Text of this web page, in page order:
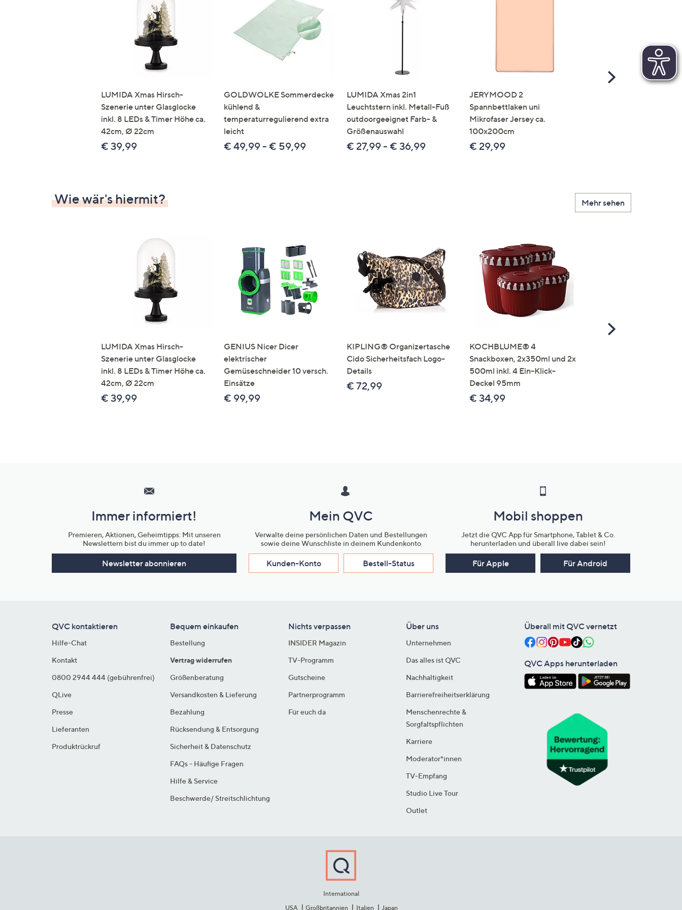
Touch-
Geräten
rechts,
um
diese
anzuzeigen.
LUMIDA Xmas Hirsch-
Szenerie unter Glasglocke
inkl. 8 LEDs & Timer Höhe ca.
42cm, Ø 22cm
€ 39,99
GOLDWOLKE Sommerdecke
kühlend &
temperaturregulierend extra
leicht
€ 49,99 - € 59,99
LUMIDA Xmas 2in1
Leuchtstern inkl. Metall-Fuß
outdoorgeeignet Farb- &
Größenauswahl
€ 27,99 - € 36,99
JERYMOOD 2
Spannbettlaken uni
Mikrofaser Jersey ca.
100x200cm
€ 29,99
Scroll
Wie wär's hiermit? Mehr sehen
LUMIDA Xmas Hirsch-
Szenerie unter Glasglocke
inkl. 8 LEDs & Timer Höhe ca.
42cm, Ø 22cm
€ 39,99
GENIUS Nicer Dicer
elektrischer
Gemüseschneider 10 versch.
Einsätze
€ 99,99
KIPLING® Organizertasche
Cido Sicherheitsfach Logo-
Details
€ 72,99
KOCHBLUME® 4
Snackboxen, 2x350ml und 2x
500ml inkl. 4 Ein-Klick-
Deckel 95mm
€ 34,99
Scroll
Unternehmensinformationen
Immer informiert!
Premieren, Aktionen, Geheimtipps: Mit unseren
Newslettern bist du immer up to date!
Newsletter abonnieren
Mein QVC
Verwalte deine persönlichen Daten und Bestellungen
sowie deine Wunschliste in deinem Kundenkonto
Kunden-Konto Bestell-Status
Mobil shoppen
Jetzt die QVC App für Smartphone, Tablet & Co.
herunterladen und überall live dabei sein!
Für Apple Für Android
QVC kontaktieren
Hilfe-Chat
Kontakt
0800 2944 444 (gebührenfrei)
QLive
Presse
Lieferanten
Produktrückruf
Bequem einkaufen
Bestellung
Vertrag widerrufen
Größenberatung
Versandkosten & Lieferung
Bezahlung
Rücksendung & Entsorgung
Sicherheit & Datenschutz
FAQs - Häufige Fragen
Hilfe & Service
Beschwerde/ Streitschlichtung
Nichts verpassen
INSIDER Magazin
TV-Programm
Gutscheine
Partnerprogramm
Für euch da
Über uns
Unternehmen
Das alles ist QVC
Nachhaltigkeit
Barrierefreiheitserklärung
Menschenrechte &
Sorgfaltspflichten
Karriere
Moderator*innen
TV-Empfang
Studio Live Tour
Outlet
Überall mit QVC vernetzt
QVC Apps herunterladen
International
USA
Großbritannien Italien Japan